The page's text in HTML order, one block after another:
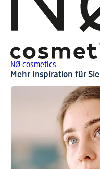
NØ cosmetics
Mehr Inspiration für Sie